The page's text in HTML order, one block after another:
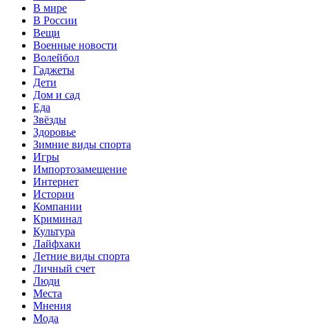
В мире
В России
Вещи
Военные новости
Волейбол
Гаджеты
Дети
Дом и сад
Еда
Звёзды
Здоровье
Зимние виды спорта
Игры
Импортозамещение
Интернет
Истории
Компании
Криминал
Культура
Лайфхаки
Летние виды спорта
Личный счет
Люди
Места
Мнения
Мода